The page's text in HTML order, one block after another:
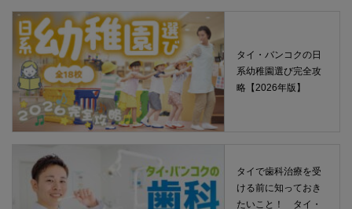
タイ・バンコクの日
系幼稚園選び完全攻
略【2026年版】
タイで歯科治療を受
ける前に知っておき
たいこと！ タイ・